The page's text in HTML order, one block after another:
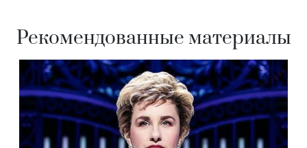
Рекомендованные материалы